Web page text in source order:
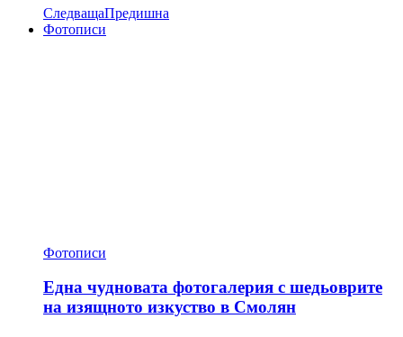
СледващаПредишна
Фотописи
Фотописи
Една чудновата фотогалерия с шедьоврите
на изящното изкуство в Смолян